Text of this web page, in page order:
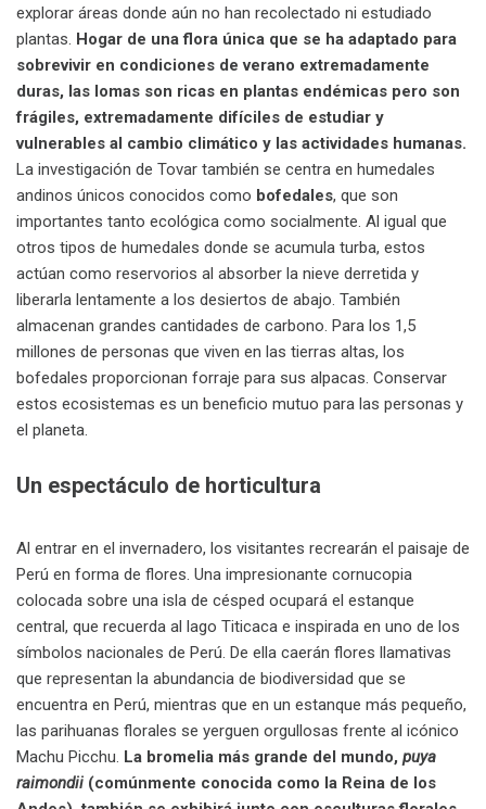
explorar áreas donde aún no han recolectado ni estudiado
plantas. Hogar de una flora única que se ha adaptado para
sobrevivir en condiciones de verano extremadamente
duras, las lomas son ricas en plantas endémicas pero son
frágiles, extremadamente difíciles de estudiar y
vulnerables al cambio climático y las actividades humanas.
La investigación de Tovar también se centra en humedales
andinos únicos conocidos como bofedales, que son
importantes tanto ecológica como socialmente. Al igual que
otros tipos de humedales donde se acumula turba, estos
actúan como reservorios al absorber la nieve derretida y
liberarla lentamente a los desiertos de abajo. También
almacenan grandes cantidades de carbono. Para los 1,5
millones de personas que viven en las tierras altas, los
bofedales proporcionan forraje para sus alpacas. Conservar
estos ecosistemas es un beneficio mutuo para las personas y
el planeta.
Un espectáculo de horticultura
Al entrar en el invernadero, los visitantes recrearán el paisaje de
Perú en forma de flores. Una impresionante cornucopia
colocada sobre una isla de césped ocupará el estanque
central, que recuerda al lago Titicaca e inspirada en uno de los
símbolos nacionales de Perú. De ella caerán flores llamativas
que representan la abundancia de biodiversidad que se
encuentra en Perú, mientras que en un estanque más pequeño,
las parihuanas florales se yerguen orgullosas frente al icónico
Machu Picchu. La bromelia más grande del mundo, puya
raimondii (comúnmente conocida como la Reina de los